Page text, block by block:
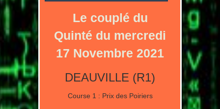
Le couplé du
Quinté du mercredi
17 Novembre 2021
DEAUVILLE (R1)
Course 1 : Prix des Poiriers